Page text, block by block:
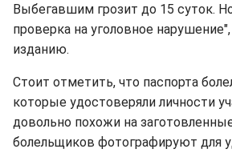
Выбегавшим грозит до 15 суток.
проверка на уголовное
изданию.
Стоит отметить, что паспорта
которые удостоверяли личности
довольно похожи на
болельщиков фотографируют для